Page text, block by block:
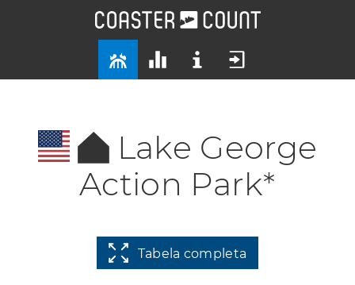
Lake George
Action Park*
Tabela completa